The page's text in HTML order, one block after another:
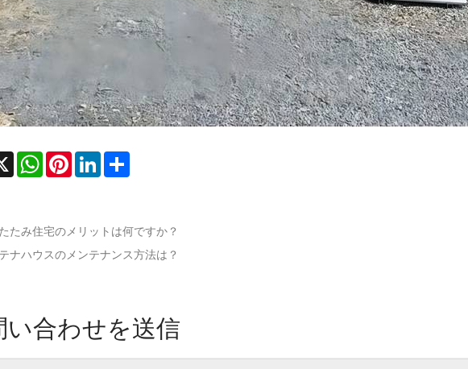
X WhatsAppPinterestLinkedIn
たみ住宅のメリットは何ですか？
ナハウスのメンテナンス方法は？
い合わせを送信